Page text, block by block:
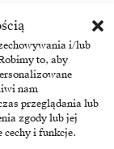
i/lub
to, aby
nam
przeglądania lub
zgody lub jej
cechy i funkcje.
inżynierów